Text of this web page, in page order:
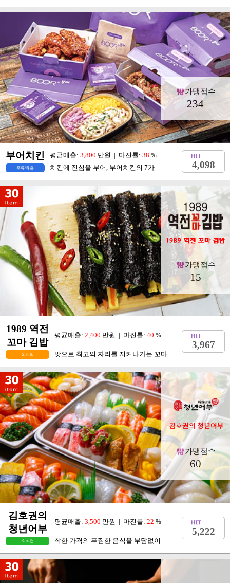
가맹점수
234
부어치킨 평균매출: 3,800 만원 | 마진률: 38 %
주류/유흥 치킨에 진심을 부어, 부어치킨의 7가 4,098
가맹점수
15
1989 역전
꼬마 김밥
평균매출: 2,400 만원 | 마진률: 40 %
외식업 맛으로 최고의 자리를 지켜나가는 꼬마
3,967
가맹점수
60
김호권의
청년어부
평균매출: 3,500 만원 | 마진률: 22 %
외식업 착한 가격의 푸짐한 음식을 부담없이
5,222